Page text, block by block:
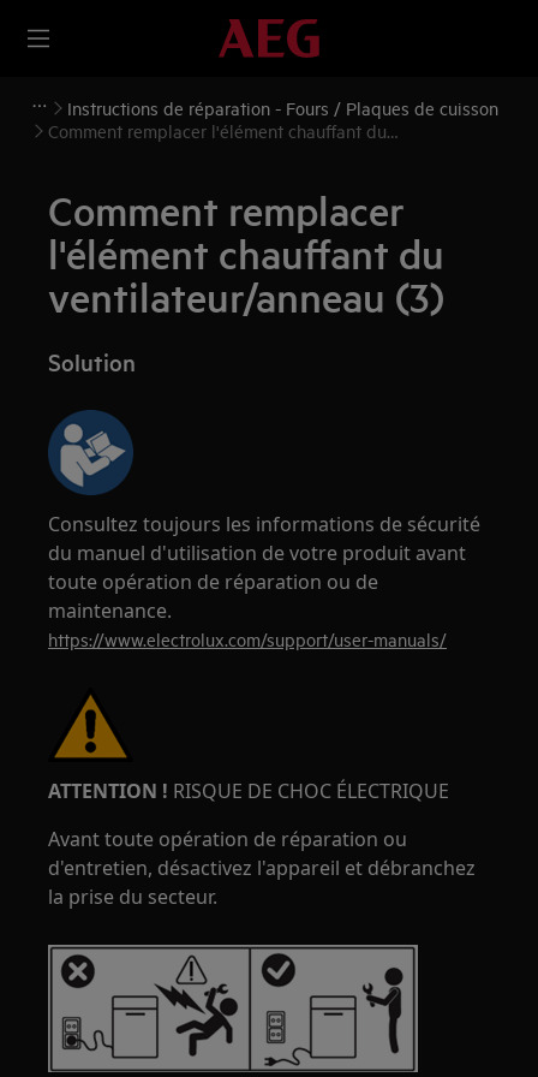
Instructions de réparation - Fours / Plaques de cuisson
Comment remplacer l'élément chauffant du
Comment remplacer
l'élément chauffant du
ventilateur/anneau (3)
Solution
Consultez toujours les informations de sécurité
du manuel d'utilisation de votre produit avant
toute opération de réparation ou de
maintenance.
https://www.electrolux.com/support/user-manuals/
ATTENTION ! RISQUE DE CHOC ÉLECTRIQUE
Avant toute opération de réparation ou
d'entretien, désactivez l'appareil et débranchez
la prise du secteur.